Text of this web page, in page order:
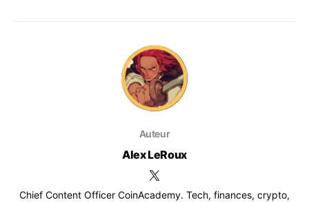
Auteur
Alex LeRoux
Chief Content Officer CoinAcademy. Tech, finances, crypto,